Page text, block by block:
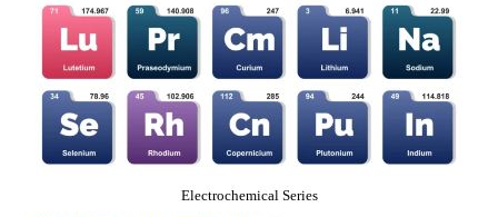
Electrochemical Series